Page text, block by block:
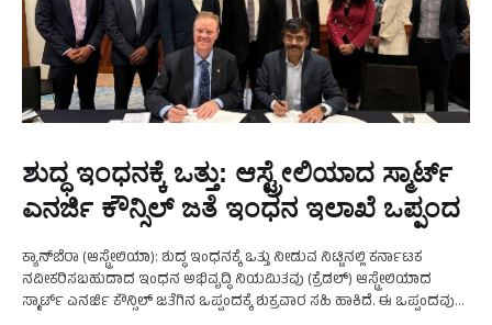
ಶುದ್ಧ ಇಂಧನಕ್ಕೆ ಒತ್ತು: ಆಸ್ಟ್ರೇಲಿಯಾದ ಸ್ಮಾರ್ಟ್
ಎನರ್ಜಿ ಕೌನ್ಸಿಲ್‌ ಜತೆ ಇಂಧನ ಇಲಾಖೆ ಒಪ್ಪಂದ
ಕ್ಯಾನ್‌ಬೆರಾ (ಆಸ್ಟ್ರೇಲಿಯಾ): ಶುದ್ಧ ಇಂಧನಕ್ಕೆ ಒತ್ತು ನೀಡುವ ನಿಟ್ಟಿನಲ್ಲಿ ಕರ್ನಾಟಕ
ನವೀಕರಿಸಬಹುದಾದ ಇಂಧನ ಅಭಿವೃದ್ಧಿ ನಿಯಮಿತವು (ಕ್ರೆಡಲ್) ಆಸ್ಟ್ರೇಲಿಯಾದ
ಸ್ಮಾರ್ಟ್ ಎನರ್ಜಿ ಕೌನ್ಸಿಲ್‌ ಜತೆಗಿನ ಒಪ್ಪಂದಕ್ಕೆ ಶುಕ್ರವಾರ ಸಹಿ ಹಾಕಿದೆ. ಈ ಒಪ್ಪಂದವು